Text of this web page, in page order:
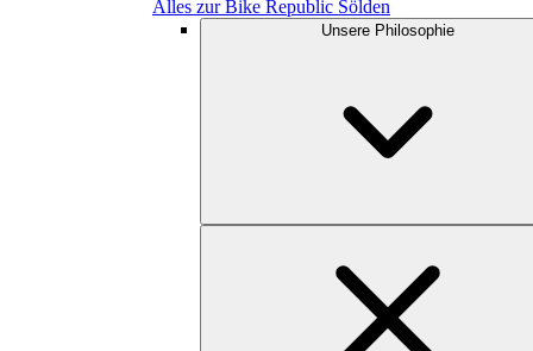
Alles zur Bike Republic Sölden
Unsere Philosophie